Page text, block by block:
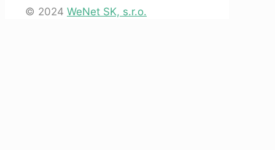
© 2024 WeNet SK, s.r.o.